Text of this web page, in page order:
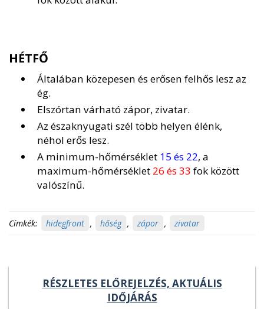
HÉTFŐ
Általában közepesen és erősen felhős lesz az
ég.
Elszórtan várható zápor, zivatar.
Az északnyugati szél több helyen élénk,
néhol erős lesz.
A minimum-hőmérséklet 15 és 22, a
maximum-hőmérséklet 26 és 33 fok között
valószínű.
Címkék: hidegfront , hőség , zápor , zivatar
RÉSZLETES ELŐREJELZÉS, AKTUÁLIS
IDŐJÁRÁS